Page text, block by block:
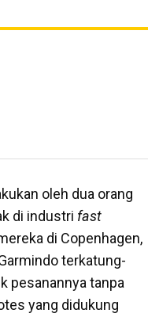
oleh dua orang
di industri fast
di Copenhagen,
terkatung-
pesanannya tanpa
yang didukung